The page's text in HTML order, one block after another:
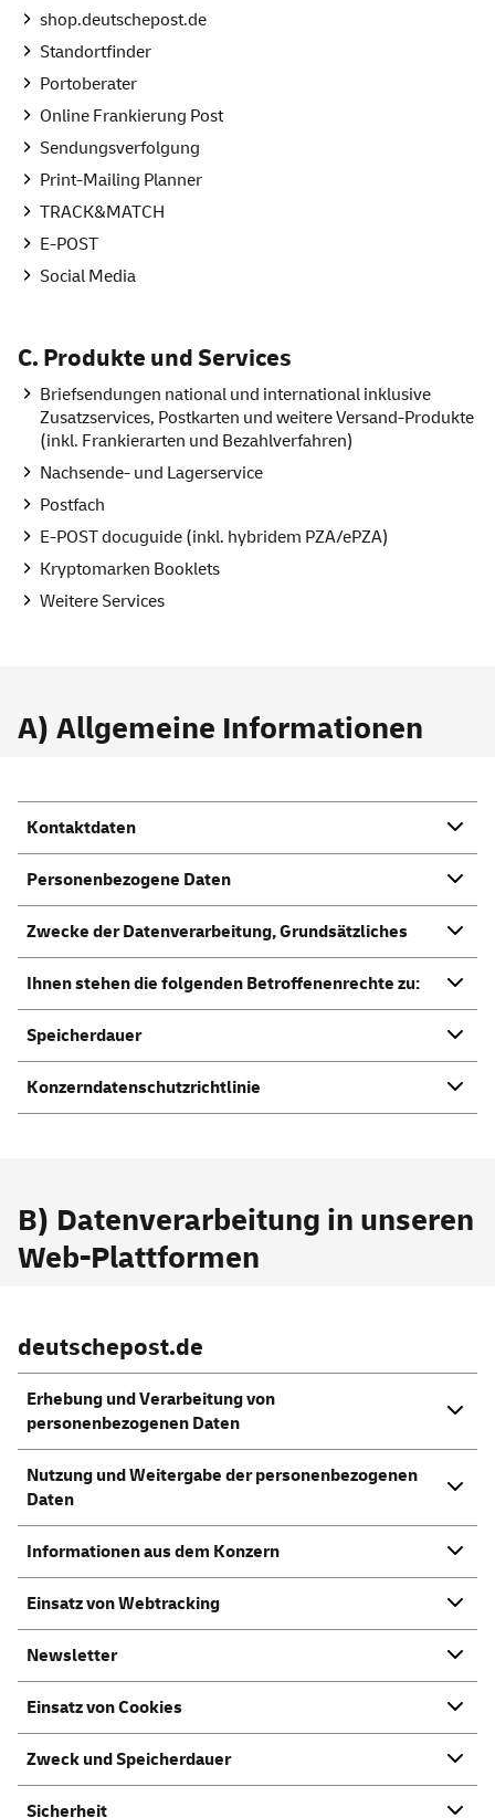
shop.deutschepost.de
Standortfinder
Portoberater
Online Frankierung Post
Sendungsverfolgung
Print-Mailing Planner
TRACK&MATCH
E-POST
Social Media
C. Produkte undServices
Briefsendungen national und international inklusive
Zusatzservices, Postkarten und weitere Versand-Produkte
(inkl. Frankierarten und Bezahlverfahren)
Nachsende- und Lagerservice
Postfach
E-POST docuguide (inkl. hybridem PZA/ePZA)
Kryptomarken Booklets
WeitereServices
A) Allgemeine Informationen
Kontaktdaten
Personenbezogene Daten
Zwecke der Datenverarbeitung, Grundsätzliches
Ihnen stehen die folgenden Betroffenenrechte zu:
Speicherdauer
Konzerndatenschutzrichtlinie
B) Datenverarbeitung in unseren
Web-Plattformen
deutschepost.de
Erhebung und Verarbeitung von
personenbezogenen Daten
Nutzung und Weitergabe der personenbezogenen
Daten
Informationen aus dem Konzern
Einsatz von Webtracking
Newsletter
Einsatz von Cookies
Zweck und Speicherdauer
Sicherheit